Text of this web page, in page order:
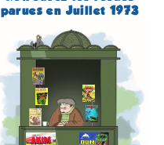
parues en Juillet 1973